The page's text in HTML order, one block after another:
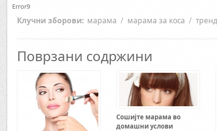
Error9
Клучни зборови: марама / марама за коса / тренд
Поврзани содржини
Сошијте марама во
домашни услови